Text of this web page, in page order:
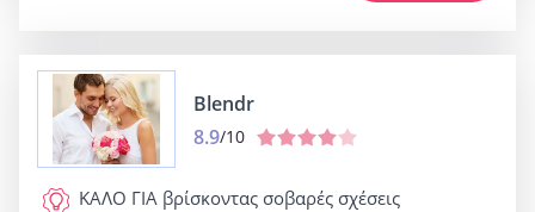
Blendr
8.9/10
ΚΑΛΟ ΓΙΑ βρίσκοντας σοβαρές σχέσεις